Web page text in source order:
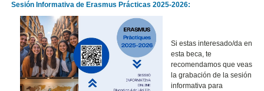
Sesión Informativa de Erasmus Prácticas 2025-2026:
Si estas interesado/da en
esta beca, te
recomendamos que veas
la grabación de la sesión
informativa para